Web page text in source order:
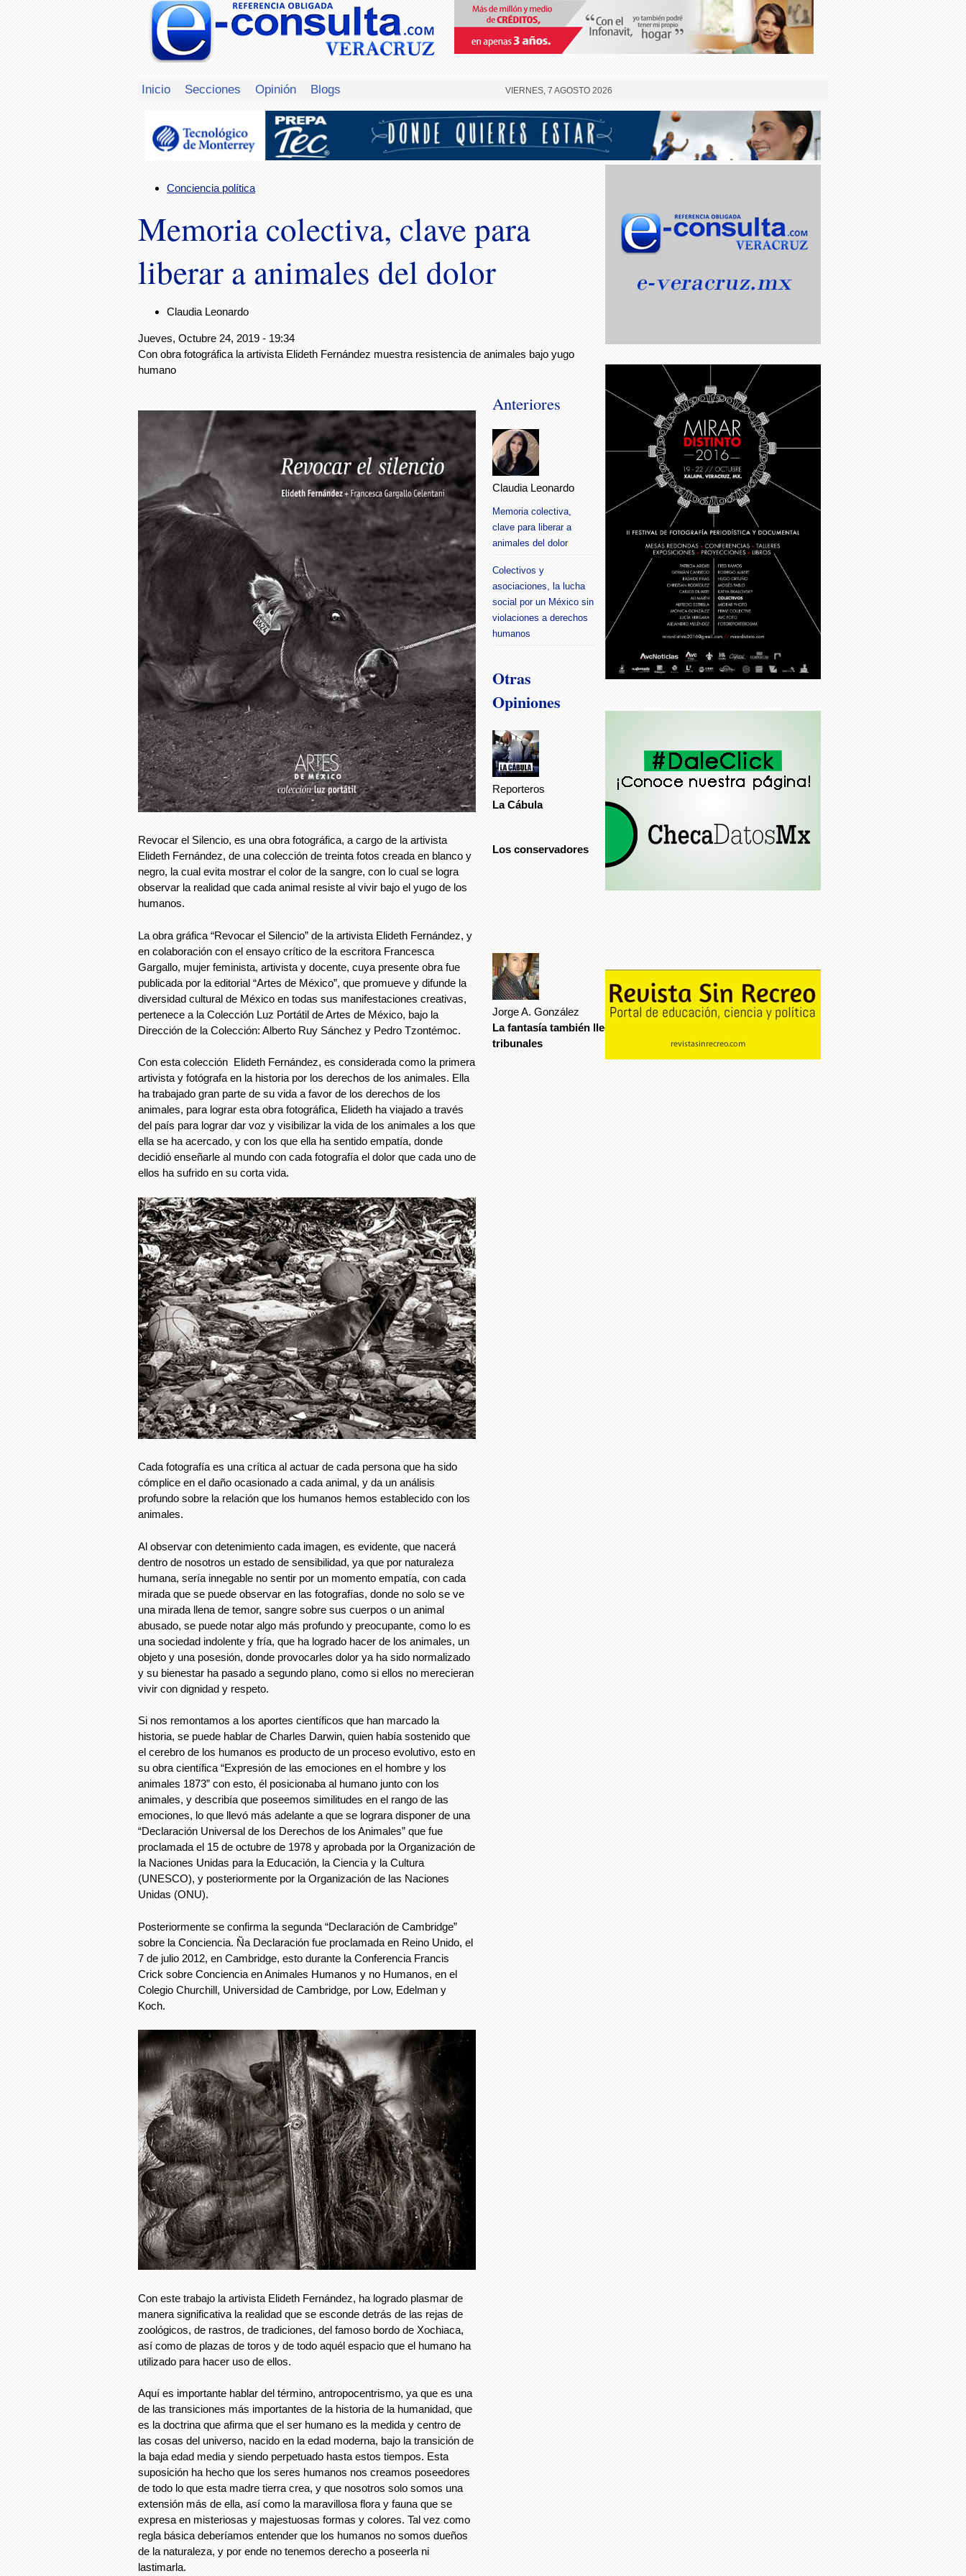
Inicio Secciones Opinión Blogs VIERNES, 7 AGOSTO 2026
Conciencia política
Memoria colectiva, clave para
liberar a animales del dolor
Claudia Leonardo
Jueves, Octubre 24, 2019 - 19:34
Con obra fotográfica la artivista Elideth Fernández muestra resistencia de animales bajo yugo
humano
Revocar el Silencio, es una obra fotográfica, a cargo de la artivista
Elideth Fernández, de una colección de treinta fotos creada en blanco y
negro, la cual evita mostrar el color de la sangre, con lo cual se logra
observar la realidad que cada animal resiste al vivir bajo el yugo de los
humanos.
La obra gráfica “Revocar el Silencio” de la artivista Elideth Fernández, y
en colaboración con el ensayo crítico de la escritora Francesca
Gargallo, mujer feminista, artivista y docente, cuya presente obra fue
publicada por la editorial “Artes de México”, que promueve y difunde la
diversidad cultural de México en todas sus manifestaciones creativas,
pertenece a la Colección Luz Portátil de Artes de México, bajo la
Dirección de la Colección: Alberto Ruy Sánchez y Pedro Tzontémoc.
Con esta colección Elideth Fernández, es considerada como la primera
artivista y fotógrafa en la historia por los derechos de los animales. Ella
ha trabajado gran parte de su vida a favor de los derechos de los
animales, para lograr esta obra fotográfica, Elideth ha viajado a través
del país para lograr dar voz y visibilizar la vida de los animales a los que
ella se ha acercado, y con los que ella ha sentido empatía, donde
decidió enseñarle al mundo con cada fotografía el dolor que cada uno de
ellos ha sufrido en su corta vida.
Cada fotografía es una crítica al actuar de cada persona que ha sido
cómplice en el daño ocasionado a cada animal, y da un análisis
profundo sobre la relación que los humanos hemos establecido con los
animales.
Al observar con detenimiento cada imagen, es evidente, que nacerá
dentro de nosotros un estado de sensibilidad, ya que por naturaleza
humana, sería innegable no sentir por un momento empatía, con cada
mirada que se puede observar en las fotografías, donde no solo se ve
una mirada llena de temor, sangre sobre sus cuerpos o un animal
abusado, se puede notar algo más profundo y preocupante, como lo es
una sociedad indolente y fría, que ha logrado hacer de los animales, un
objeto y una posesión, donde provocarles dolor ya ha sido normalizado
y su bienestar ha pasado a segundo plano, como si ellos no merecieran
vivir con dignidad y respeto.
Si nos remontamos a los aportes científicos que han marcado la
historia, se puede hablar de Charles Darwin, quien había sostenido que
el cerebro de los humanos es producto de un proceso evolutivo, esto en
su obra científica “Expresión de las emociones en el hombre y los
animales 1873” con esto, él posicionaba al humano junto con los
animales, y describía que poseemos similitudes en el rango de las
emociones, lo que llevó más adelante a que se lograra disponer de una
“Declaración Universal de los Derechos de los Animales” que fue
proclamada el 15 de octubre de 1978 y aprobada por la Organización de
la Naciones Unidas para la Educación, la Ciencia y la Cultura
(UNESCO), y posteriormente por la Organización de las Naciones
Unidas (ONU).
Posteriormente se confirma la segunda “Declaración de Cambridge”
sobre la Conciencia. Ña Declaración fue proclamada en Reino Unido, el
7 de julio 2012, en Cambridge, esto durante la Conferencia Francis
Crick sobre Conciencia en Animales Humanos y no Humanos, en el
Colegio Churchill, Universidad de Cambridge, por Low, Edelman y
Koch.
Con este trabajo la artivista Elideth Fernández, ha logrado plasmar de
manera significativa la realidad que se esconde detrás de las rejas de
zoológicos, de rastros, de tradiciones, del famoso bordo de Xochiaca,
así como de plazas de toros y de todo aquél espacio que el humano ha
utilizado para hacer uso de ellos.
Aquí es importante hablar del término, antropocentrismo, ya que es una
de las transiciones más importantes de la historia de la humanidad, que
es la doctrina que afirma que el ser humano es la medida y centro de
las cosas del universo, nacido en la edad moderna, bajo la transición de
la baja edad media y siendo perpetuado hasta estos tiempos. Esta
suposición ha hecho que los seres humanos nos creamos poseedores
de todo lo que esta madre tierra crea, y que nosotros solo somos una
extensión más de ella, así como la maravillosa flora y fauna que se
expresa en misteriosas y majestuosas formas y colores. Tal vez como
regla básica deberíamos entender que los humanos no somos dueños
de la naturaleza, y por ende no tenemos derecho a poseerla ni
lastimarla.
Anteriores
Claudia Leonardo
Memoria colectiva,
clave para liberar a
animales del dolor
Colectivos y
asociaciones, la lucha
social por un México sin
violaciones a derechos
humanos
Otras
Opiniones
Reporteros
La Cábula
José Luis Ortega Vidal
impunidad
Los conservadores
Jorge A. González
La fantasía también llega a los
tribunales